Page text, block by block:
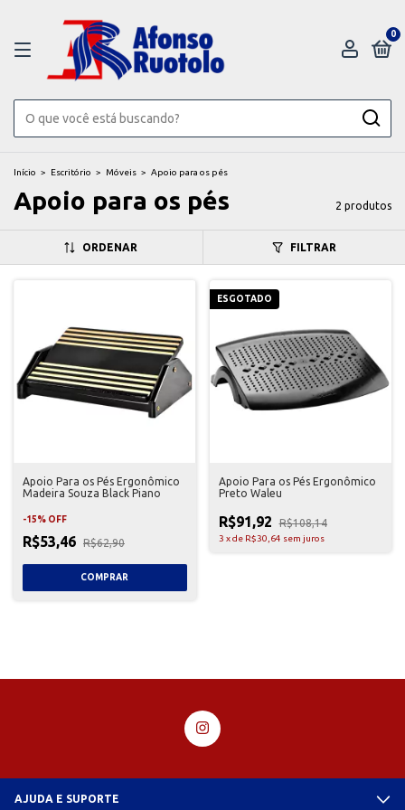
0
Início > Escritório > Móveis > Apoio para os pés
Apoio para os pés 2 produtos
ORDENAR FILTRAR
Apoio Para os Pés Ergonômico
Madeira Souza Black Piano
-15% OFF
R$53,46 R$62,90
ESGOTADO
Apoio Para os Pés Ergonômico
Preto Waleu
R$91,92 R$108,14
3 xde R$30,64 sem juros
AJUDA E SUPORTE